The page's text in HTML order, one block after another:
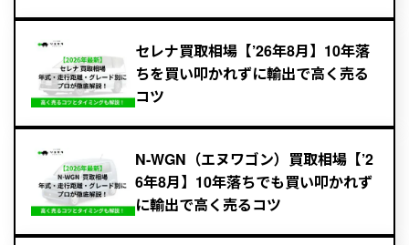
セレナ買取相場【’26年8月】10年落
ちを買い叩かれずに輸出で高く売る
コツ
N-WGN（エヌワゴン）買取相場【’2
6年8月】10年落ちでも買い叩かれず
に輸出で高く売るコツ